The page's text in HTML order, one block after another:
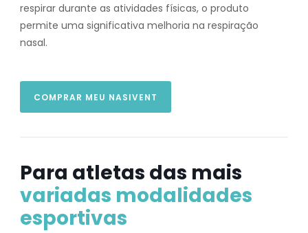
respirar durante as atividades físicas, o produto
permite uma significativa melhoria na respiração
nasal.
COMPRAR MEU NASIVENT
Para atletas das mais
variadas modalidades
esportivas